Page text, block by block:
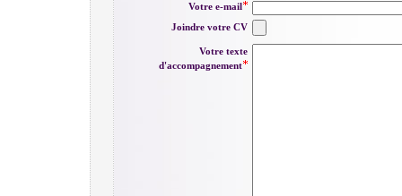
Votre e-mail
Joindre votre CV
Votre texte
d'accompagnement